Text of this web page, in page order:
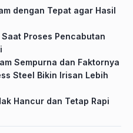
dengan Tepat agar Hasil
Proses Pencabutan
Sempurna dan Faktornya
Steel Bikin Irisan Lebih
Hancur dan Tetap Rapi